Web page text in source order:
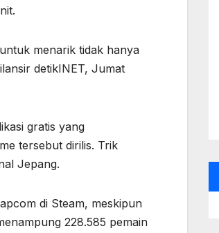
menarik tidak hanya
detikINET, Jumat
gratis yang
tersebut dirilis. Trik
Jepang.
di Steam, meskipun
228.585 pemain